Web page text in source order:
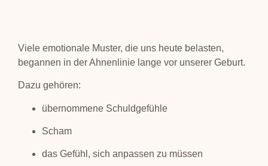
Viele emotionale Muster, die uns heute belasten,
begannen in der Ahnenlinie lange vor unserer Geburt.
Dazu gehören:
übernommene Schuldgefühle
Scham
das Gefühl, sich anpassen zu müssen